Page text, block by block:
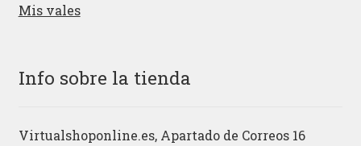
Mis vales
Info sobre la tienda
Virtualshoponline.es, Apartado de Correos 16